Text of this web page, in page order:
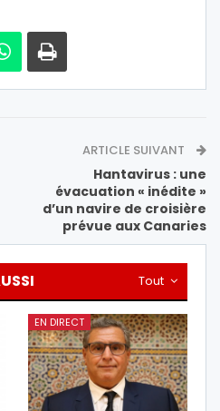
ARTICLE SUIVANT
Hantavirus : une
évacuation « inédite »
d’un navire de croisière
prévue aux Canaries
Tout
EN DIRECT